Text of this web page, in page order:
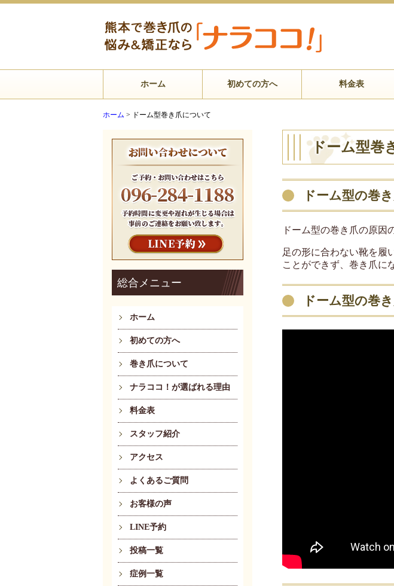
ホーム 初めての方へ 料金表
ホーム > ドーム型巻き爪について
ドーム型巻
ドーム型の巻
ドーム型の巻き爪の原因
足の形に合わない靴を履
ことができず、巻き爪に
ドーム型の巻
総合メニュー
ホーム
初めての方へ
巻き爪について
ナラココ！が選ばれる理由
料金表
スタッフ紹介
アクセス
よくあるご質問
お客様の声
LINE予約
投稿一覧
症例一覧